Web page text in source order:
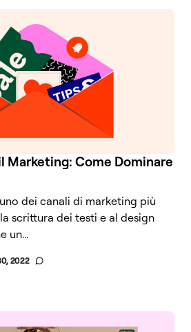
Marketing: Come Dominare
dei canali di marketing più
scrittura dei testi e al design
un...
2022